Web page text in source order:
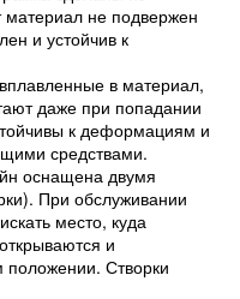
не подвержен
и устойчив к
в материал,
даже при попадании
к деформациям и
средствами.
оснащена двумя
При обслуживании
место, куда
и
положении. Створки